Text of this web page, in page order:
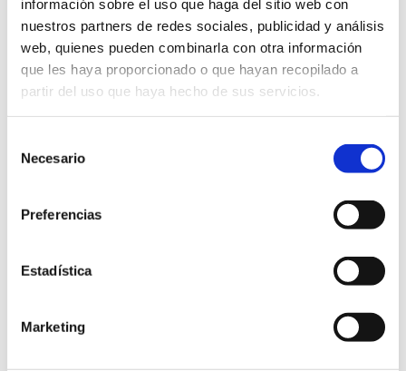
información sobre el uso que haga del sitio web con
nuestros partners de redes sociales, publicidad y análisis
web, quienes pueden combinarla con otra información
que les haya proporcionado o que hayan recopilado a
partir del uso que haya hecho de sus servicios.
Necesario
Preferencias
Estadística
Marketing
olfato: Aromas naturales a uva fresca recién vendimiada,
intensos, finos y elegantes. Sabor: Perfecto equilibrio de
acidez y contenido de azúcares residuales. Sensación
final: dulce y muy agradable por su bajo grado alcohólico.
[...]